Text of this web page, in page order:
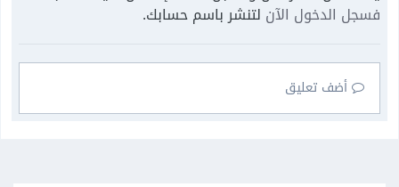
فسجل الدخول الآن لتنشر باسم حسابك.
أضف تعليق